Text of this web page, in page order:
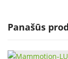
Panašūs